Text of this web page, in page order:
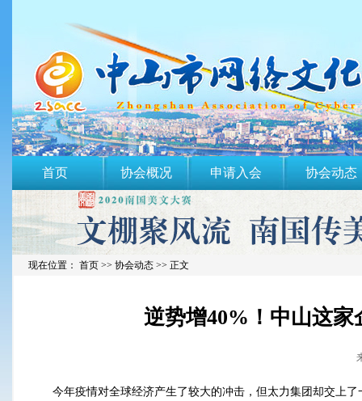
首页 协会概况 申请入会 协会动态
现在位置： 首页 >> 协会动态 >> 正文
逆势增40%！中山这
今年疫情对全球经济产生了较大的冲击，但太力集团却交上